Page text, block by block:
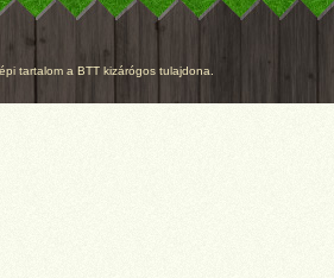
tartalom a BTT kizárógos tulajdona.